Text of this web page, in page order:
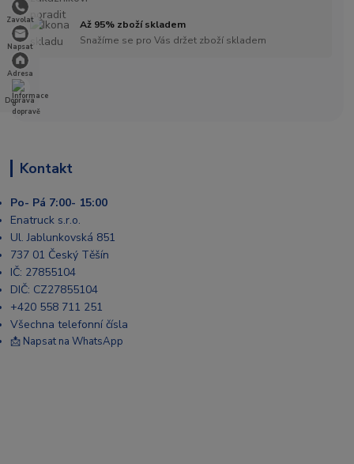
Zavolat
Napsat
Adresa
Doprava
Až 95% zboží skladem
Snažíme se pro Vás držet zboží skladem
Kontakt
Po- Pá 7:00- 15:00
Enatruck s.r.o.
Ul. Jablunkovská 851
737 01 Český Těšín
IČ: 27855104
DIČ: CZ27855104
+420 558 711 251
Všechna telefonní čísla
📩 Napsat na WhatsApp